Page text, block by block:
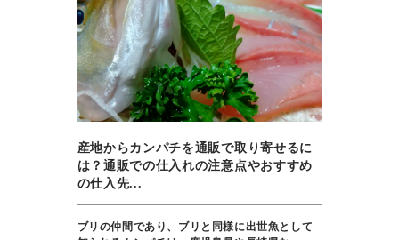
産地からカンパチを通販で取り寄せるに
は？通販での仕入れの注意点やおすすめ
の仕入先...
ブリの仲間であり、ブリと同様に出世魚として